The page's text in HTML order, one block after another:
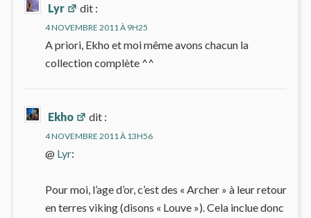
Lyr dit :
4 NOVEMBRE 2011 À 9H25
A priori, Ekho et moi même avons chacun la
collection complète ^^
Ekho dit :
4 NOVEMBRE 2011 À 13H56
@ Lyr:
Pour moi, l’age d’or, c’est des « Archer » à leur retour
en terres viking (disons « Louve »). Cela inclue donc